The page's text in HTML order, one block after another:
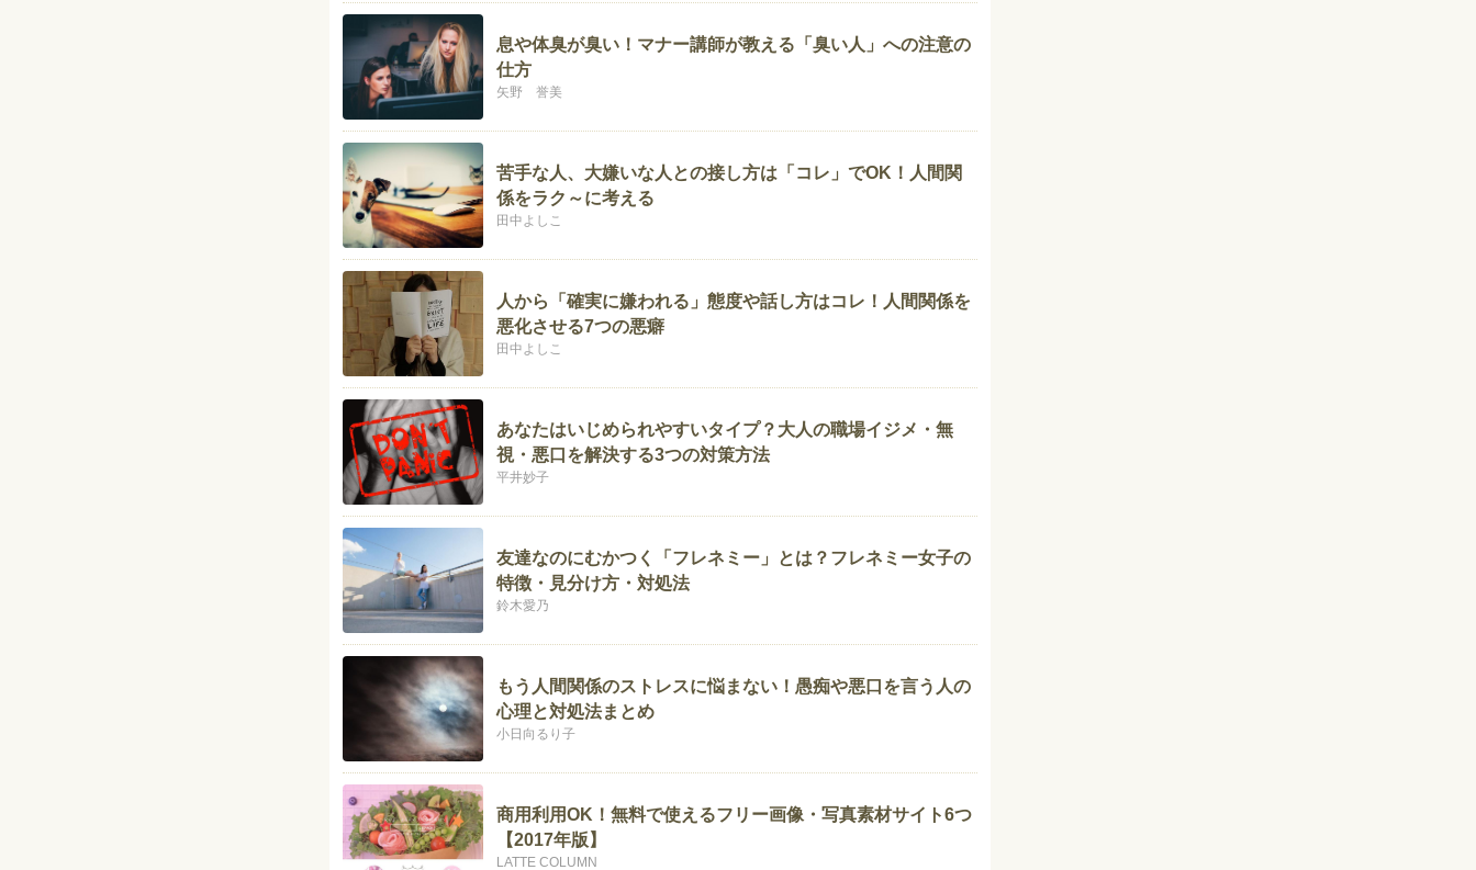
息や体臭が臭い！マナー講師が教える「臭い人」への注意の
仕方
矢野 誉美
苦手な人、大嫌いな人との接し方は「コレ」でOK！人間関
係をラク～に考える
田中よしこ
人から「確実に嫌われる」態度や話し方はコレ！人間関係を
悪化させる7つの悪癖
田中よしこ
あなたはいじめられやすいタイプ？大人の職場イジメ・無
視・悪口を解決する3つの対策方法
平井妙子
友達なのにむかつく「フレネミー」とは？フレネミー女子の
特徴・見分け方・対処法
鈴木愛乃
もう人間関係のストレスに悩まない！愚痴や悪口を言う人の
心理と対処法まとめ
小日向るり子
商用利用OK！無料で使えるフリー画像・写真素材サイト6つ
【2017年版】
LATTE COLUMN